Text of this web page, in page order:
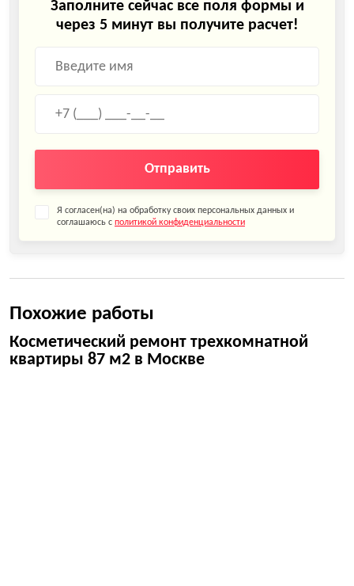
Заполните сейчас все поля формы и
через 5 минут вы получите расчет!
Отправить
Я согласен(на) на обработку своих персональных данных и
соглашаюсь с политикой конфиденциальности
Похожие работы
Косметический ремонт трехкомнатной
квартиры 87 м2 в Москве